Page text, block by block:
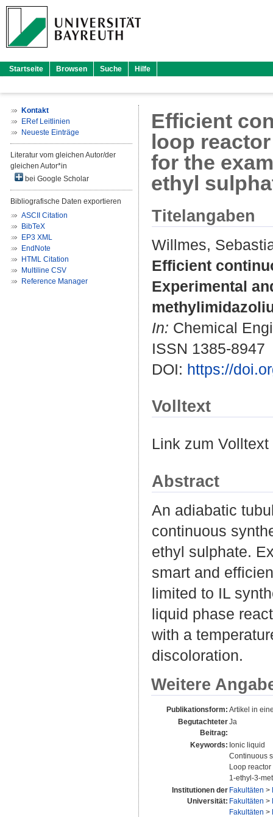
Startseite Browsen Suche Hilfe
Kontakt
ERef Leitlinien
Neueste Einträge
Literatur vom gleichen Autor/der
gleichen Autor*in
bei Google Scholar
Bibliografische Daten exportieren
ASCII Citation
BibTeX
EP3 XML
EndNote
HTML Citation
Multiline CSV
Reference Manager
Efficient
loop
for the
ethyl
Titelangaben
Willmes,
Efficient
Experimental
In: Chemical
ISSN 1385-8947
DOI: https://
Volltext
Link zum
Abstract
An adiabatic
continuous
ethyl sulphate.
smart and
limited to IL
liquid phase
with a
discoloration.
Weitere
Publikationsform: Artikel in
Begutachteter
Beitrag:
Ja
Keywords: Ionic liquid
Continuous
Loop reactor
1-ethyl-3-
Institutionen der
Universität:
Fakultäten >
Fakultäten >
Fakultäten >